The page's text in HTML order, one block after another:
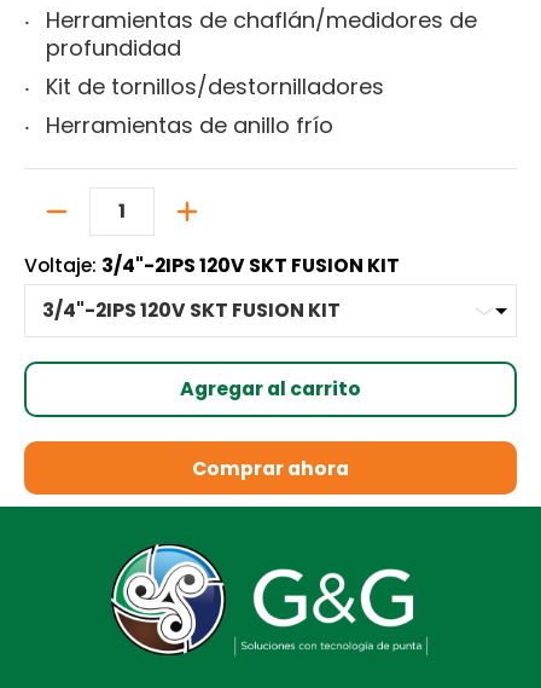
Herramientas de chaflán/medidores de
profundidad
Kit de tornillos/destornilladores
Herramientas de anillo frío
Voltaje: 3/4"-2IPS 120V SKT FUSION KIT
Agregar al carrito
Comprar ahora